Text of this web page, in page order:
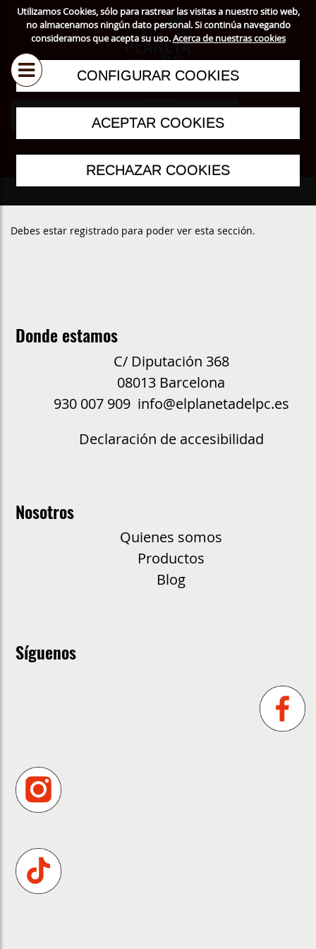
Utilizamos Cookies, sólo para rastrear las visitas a nuestro sitio web,
no almacenamos ningún dato personal. Si continúa navegando
consideramos que acepta su uso.Acerca de nuestras cookies
CONFIGURAR COOKIES
ACEPTAR COOKIES
RECHAZAR COOKIES
Debes estar registrado para poder ver esta sección.
Donde estamos
C/ Diputación 368
08013 Barcelona
930 007 909 info@elplanetadelpc.es
Declaración de accesibilidad
Nosotros
Quienes somos
Productos
Blog
Síguenos